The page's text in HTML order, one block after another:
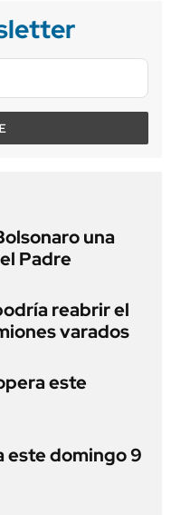
una
Padre
reabrir el
varados
este
este domingo 9